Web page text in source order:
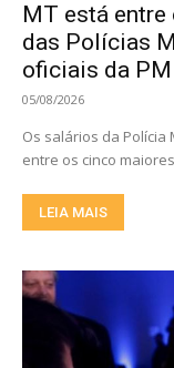
MT está
das Polícias
oficiais da PM
05/08/2026
Os salários da Polícia
entre os cinco
LEIA MAIS